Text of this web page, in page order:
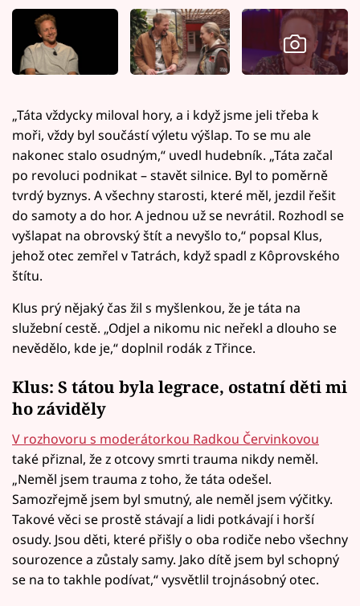
„Táta vždycky miloval hory, a i když jsme jeli třeba k
moři, vždy byl součástí výletu výšlap. To se mu ale
nakonec stalo osudným,“ uvedl hudebník. „Táta začal
po revoluci podnikat – stavět silnice. Byl to poměrně
tvrdý byznys. A všechny starosti, které měl, jezdil řešit
do samoty a do hor. A jednou už se nevrátil. Rozhodl se
vyšlapat na obrovský štít a nevyšlo to,“ popsal Klus,
jehož otec zemřel v Tatrách, když spadl z Kôprovského
štítu.
Klus prý nějaký čas žil s myšlenkou, že je táta na
služební cestě. „Odjel a nikomu nic neřekl a dlouho se
nevědělo, kde je,“ doplnil rodák z Třince.
Klus: S tátou byla legrace, ostatní děti mi
ho záviděly
V rozhovoru s moderátorkou Radkou Červinkovou
také přiznal, že z otcovy smrti trauma nikdy neměl.
„Neměl jsem trauma z toho, že táta odešel.
Samozřejmě jsem byl smutný, ale neměl jsem výčitky.
Takové věci se prostě stávají a lidi potkávají i horší
osudy. Jsou děti, které přišly o oba rodiče nebo všechny
sourozence a zůstaly samy. Jako dítě jsem byl schopný
se na to takhle podívat,“ vysvětlil trojnásobný otec.